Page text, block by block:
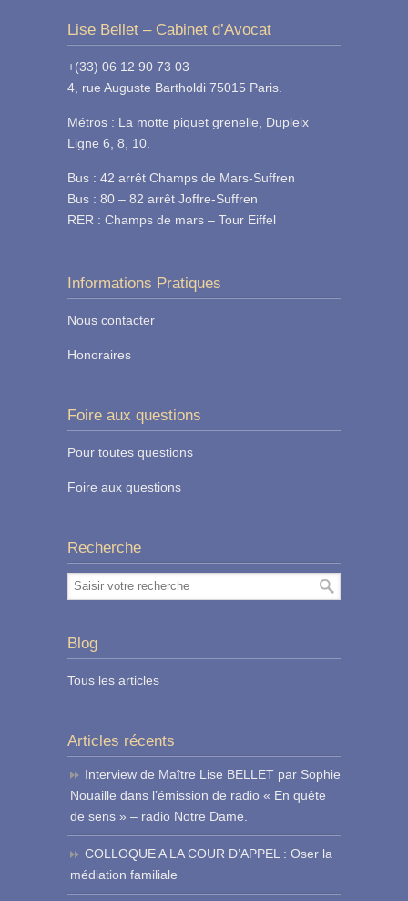
Lise Bellet – Cabinet d’Avocat
+(33) 06 12 90 73 03
4, rue Auguste Bartholdi 75015 Paris.
Métros : La motte piquet grenelle, Dupleix
Ligne 6, 8, 10.
Bus : 42 arrêt Champs de Mars-Suffren
Bus : 80 – 82 arrêt Joffre-Suffren
RER : Champs de mars – Tour Eiffel
Informations Pratiques
Nous contacter
Honoraires
Foire aux questions
Pour toutes questions
Foire aux questions
Recherche
Blog
Tous les articles
Articles récents
Interview de Maître Lise BELLET par Sophie
Nouaille dans l’émission de radio « En quête
de sens » – radio Notre Dame.
COLLOQUE A LA COUR D’APPEL : Oser la
médiation familiale